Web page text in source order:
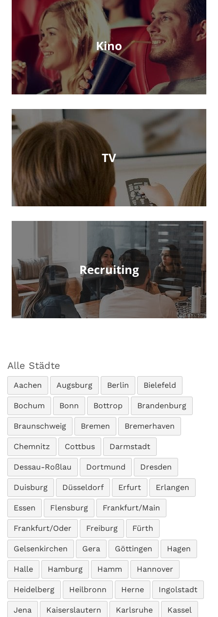
Kino
TV
Recruiting
Alle Städte
Aachen Augsburg Berlin Bielefeld
Bochum Bonn Bottrop Brandenburg
Braunschweig Bremen Bremerhaven
Chemnitz Cottbus Darmstadt
Dessau-Roßlau Dortmund Dresden
Duisburg Düsseldorf Erfurt Erlangen
Essen Flensburg Frankfurt/Main
Frankfurt/Oder Freiburg Fürth
Gelsenkirchen Gera Göttingen Hagen
Halle Hamburg Hamm Hannover
Heidelberg Heilbronn Herne Ingolstadt
Jena Kaiserslautern Karlsruhe Kassel